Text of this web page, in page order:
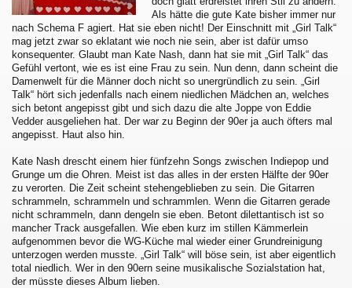
Als hätte die gute Kate bisher immer nur
nach Schema F agiert. Hat sie eben nicht! Der Einschnitt mit „Girl Talk“
mag jetzt zwar so eklatant wie noch nie sein, aber ist dafür umso
konsequenter. Glaubt man Kate Nash, dann hat sie mit „Girl Talk“ das
Gefühl vertont, wie es ist eine Frau zu sein. Nun denn, dann scheint die
Damenwelt für die Männer doch nicht so unergründlich zu sein. „Girl
Talk“ hört sich jedenfalls nach einem niedlichen Mädchen an, welches
sich betont angepisst gibt und sich dazu die alte Joppe von Eddie
Vedder ausgeliehen hat. Der war zu Beginn der 90er ja auch öfters mal
angepisst. Haut also hin.
Kate Nash drescht einem hier fünfzehn Songs zwischen Indiepop und
Grunge um die Ohren. Meist ist das alles in der ersten Hälfte der 90er
zu verorten. Die Zeit scheint stehengeblieben zu sein. Die Gitarren
schrammeln, schrammeln und schrammlen. Wenn die Gitarren gerade
nicht schrammeln, dann dengeln sie eben. Betont dilettantisch ist so
mancher Track ausgefallen. Wie eben kurz im stillen Kämmerlein
aufgenommen bevor die WG-Küche mal wieder einer Grundreinigung
unterzogen werden musste. „Girl Talk“ will böse sein, ist aber eigentlich
total niedlich. Wer in den 90ern seine musikalische Sozialstation hat,
der müsste dieses Album lieben.